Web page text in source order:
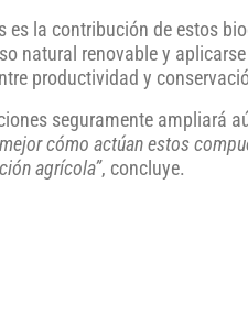
es la contribución de estos
natural renovable y
productividad y
seguramente ampliará
cómo actúan estos
agrícola”, concluye.